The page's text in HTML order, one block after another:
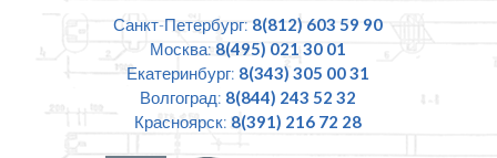
Санкт-Петербург: 8(812) 603 59 90
Москва: 8(495) 021 30 01
Екатеринбург: 8(343) 305 00 31
Волгоград: 8(844) 243 52 32
Красноярск: 8(391) 216 72 28